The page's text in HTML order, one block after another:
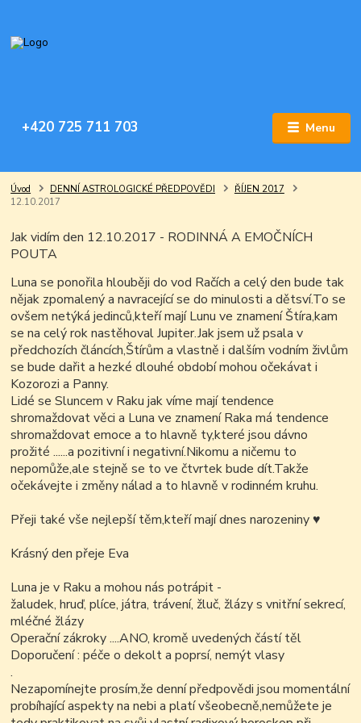
Menu
+420 725 711 703
Úvod DENNÍ ASTROLOGICKÉ PŘEDPOVĚDI
ŘÍJEN 2017
12.10.2017
Jak vidím den 12.10.2017 - RODINNÁ A EMOČNÍCH
POUTA
Luna se ponořila hlouběji do vod Račích a celý den bude tak
nějak zpomalený a navracející se do minulosti a dětsví.To se
ovšem netýká jedinců,kteří mají Lunu ve znamení Štíra,kam
se na celý rok nastěhoval Jupiter.Jak jsem už psala v
předchozích článcích,Štírům a vlastně i dalším vodním živlům
se bude dařit a hezké dlouhé období mohou očekávat i
Kozorozi a Panny.
Lidé se Sluncem v Raku jak víme mají tendence
shromaždovat věci a Luna ve znamení Raka má tendence
shromaždovat emoce a to hlavně ty,které jsou dávno
prožité ......a pozitivní i negativní.Nikomu a ničemu to
nepomůže,ale stejně se to ve čtvrtek bude dít.Takže
očekávejte i změny nálad a to hlavně v rodinném kruhu.
Přeji také vše nejlepší těm,kteří mají dnes narozeniny♥
Krásný den přeje Eva
Luna je v Raku a mohou nás potrápit -
žaludek, hruď, plíce, játra, trávení, žluč, žlázy s vnitřní sekrecí,
mléčné žlázy
Operační zákroky ....ANO, kromě uvedených částí těl
Doporučení : péče o dekolt a poprsí, nemýt vlasy
.
Nezapomínejte prosím,že denní předpovědi jsou momentální
probíhající aspekty na nebi a platí všeobecně,nemůžete je